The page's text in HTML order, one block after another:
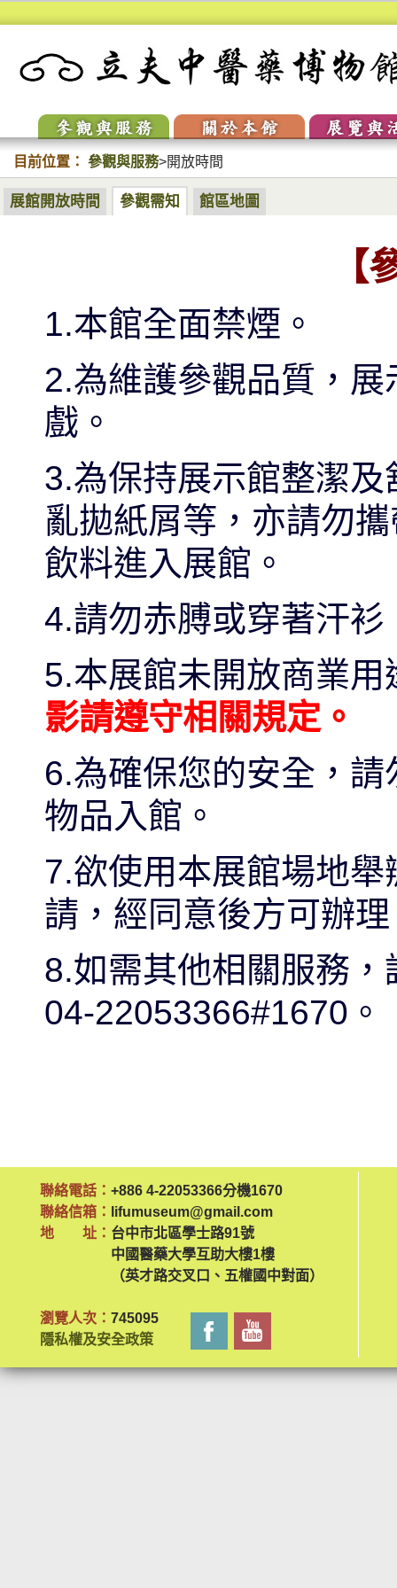
開放時間
聯絡我們
VR環景
校史
人物典藏
常設
展演
開放時間
交通與停車
校史
本館簡介
展演
目前位置： 參觀與服務>開放時間
展館開放時間 參觀需知 館區地圖
【
1.本館全面禁煙。
2.為維護參觀品質，
戲。
3.為保持展示館整潔
亂拋紙屑等，亦請勿
飲料進入展館。
4.請勿赤膊或穿著汗
5.本展館未開放商業
影請遵守相關規定。
6.為確保您的安全，
物品入館。
7.欲使用本展館場地
請，經同意後方可辦
8.如需其他相關服務
04-22053366#1670。
聯絡電話： +886 4-22053366分機1670
聯絡信箱：
lifumuseum@gmail.com
地 址： 台中市北區學士路91號
中國醫藥大學互助大樓1樓
（英才路交叉口、五權國中對面）
瀏覽人次： 745095
隱私權及安全政策